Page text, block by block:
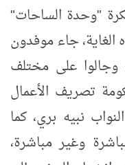
"وحدة الساحات"
جاء موفدون
وجالوا على مختلف
تصريف الأعمال
نبيه بري، كما
وغير مباشرة،